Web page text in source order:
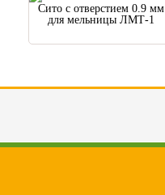
Сито с отверстием 0.9 мм
для мельницы ЛМТ-1